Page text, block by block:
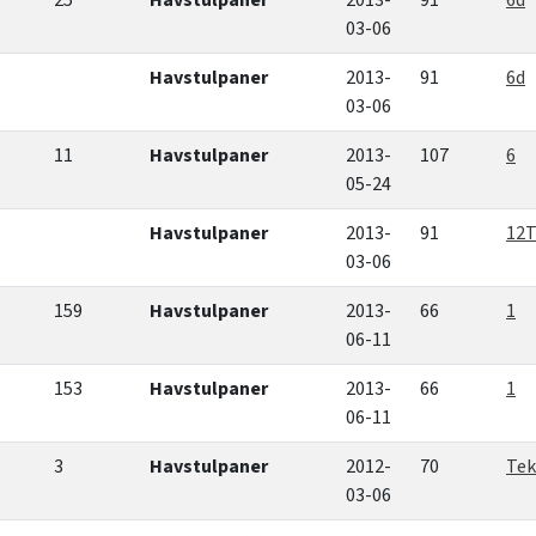
03-06
Havstulpaner
2013-
03-06
91 6d
11 Havstulpaner
2013-
05-24
107 6
Havstulpaner
2013-
03-06
91
159 Havstulpaner
2013-
06-11
66 1
153 Havstulpaner
2013-
06-11
66 1
3 Havstulpaner
2012-
03-06
70